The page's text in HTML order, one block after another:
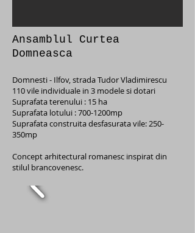
Ansamblul Curtea
Domneasca
Domnesti - Ilfov, strada Tudor Vladimirescu
110 vile individuale in 3 modele si dotari
Suprafata terenului : 15 ha
Suprafata lotului : 700-1200mp
Suprafata construita desfasurata vile: 250-
350mp
Concept arhitectural romanesc inspirat din
stilul brancovenesc.